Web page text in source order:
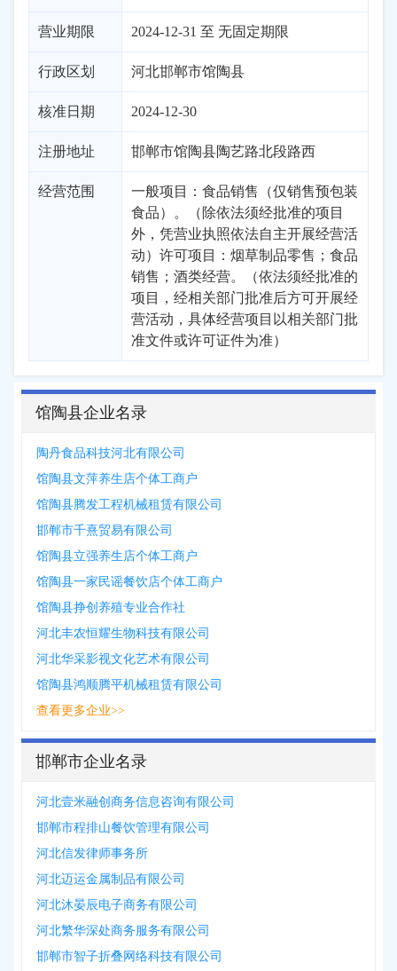
营业期限 2024-12-31 至 无固定期限
行政区划 河北邯郸市馆陶县
核准日期 2024-12-30
注册地址 邯郸市馆陶县陶艺路北段路西
经营范围
一般项目：食品销售（仅销售预包装
食品）。（除依法须经批准的项目
外，凭营业执照依法自主开展经营活
动）许可项目：烟草制品零售；食品
销售；酒类经营。（依法须经批准的
项目，经相关部门批准后方可开展经
营活动，具体经营项目以相关部门批
准文件或许可证件为准）
馆陶县企业名录
陶丹食品科技河北有限公司
馆陶县文萍养生店个体工商户
馆陶县腾发工程机械租赁有限公司
邯郸市千熹贸易有限公司
馆陶县立强养生店个体工商户
馆陶县一家民谣餐饮店个体工商户
馆陶县挣创养殖专业合作社
河北丰农恒耀生物科技有限公司
河北华采影视文化艺术有限公司
馆陶县鸿顺腾平机械租赁有限公司
查看更多企业>>
邯郸市企业名录
河北壹米融创商务信息咨询有限公司
邯郸市程排山餐饮管理有限公司
河北信发律师事务所
河北迈运金属制品有限公司
河北沐晏辰电子商务有限公司
河北繁华深处商务服务有限公司
邯郸市智子折叠网络科技有限公司